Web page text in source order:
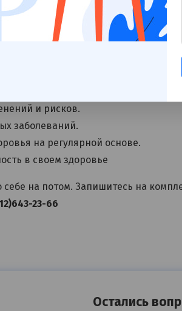
современный метод PAP-теста для
— определение вируса
и рисков.
заболеваний.
на регулярной основе.
в своем здоровье
себе на потом. Запишитесь на
23-66
Остались